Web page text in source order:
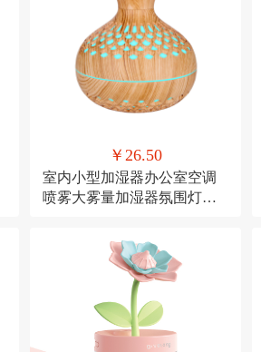
￥26.50
室内小型加湿器办公室空调
喷雾大雾量加湿器氛围灯